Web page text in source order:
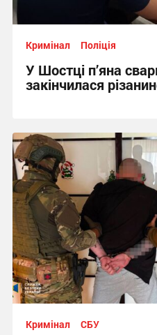
Кримінал Поліція
У Шостці п’яна
закінчилася
18:37, 28.07.2026
Кримінал СБУ